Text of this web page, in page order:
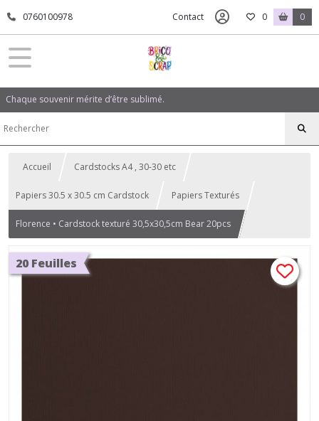
0760100978 Contact 0 0
Chaque souvenir mérite d’être sublimé.
Accueil Cardstocks A4 , 30-30 etc
Papiers 30.5 x 30.5 cm Cardstock Papiers Texturés
Florence • Cardstock texturé 30,5x30,5cm Bear 20pcs
20 Feuilles